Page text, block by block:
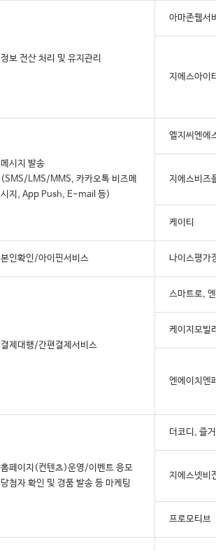
정보 전산 처리 및 유지관리
아마존웹서
지에스아이
메시지 발송
(SMS/LMS/MMS, 카카오톡 비즈메
시지, App Push, E-mail 등)
엘지씨엔에
지에스비즈
케이티
본인확인/아이핀서비스 나이스평가
결제대행/간편결제서비스
스마트로,
케이지모빌
엔에이치엔
홈페이지(컨텐츠)운영/이벤트 응모
당첨자 확인 및 경품 발송 등 마케팅
더코디, 즐
지에스넷비
프로모티브